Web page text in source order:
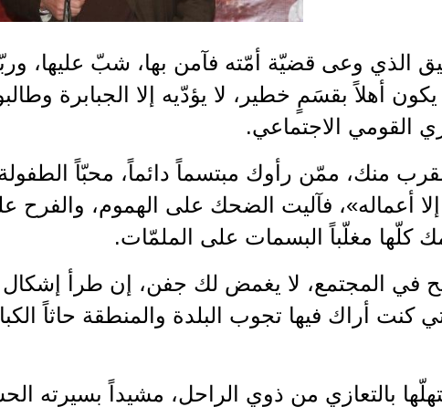
الذي وعى قضيّة أمّته فآمن بها، شبّ عليها،
أهلاً بقسَمٍ خطير، لا يؤدّيه إلا الجبابرة
القومي الاجتماعي.
منك، ممّن رأوك مبتسماً دائماً، محبّاً
أعماله»، فآليت الضحك على الهموم، والفرح
كلّها مغلّباً البسمات على الملمّات.
في المجتمع، لا يغمض لك جفن، إن طرأ إشكال
كنت أراك فيها تجوب البلدة والمنطقة حاثاً
بالتعازي من ذوي الراحل، مشيداً بسيرته